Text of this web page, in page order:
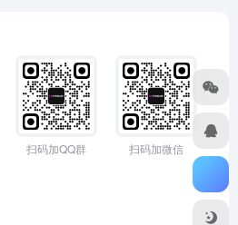
扫码加QQ群 扫码加微信